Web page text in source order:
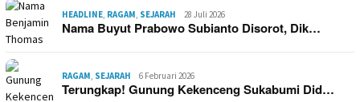
HEADLINE RAGAM SEJARAH 28 Juli 2026
Nama Buyut Prabowo Subianto Disorot, Dik…
RAGAM SEJARAH 6 Februari 2026
Terungkap! Gunung Kekenceng Sukabumi Did…